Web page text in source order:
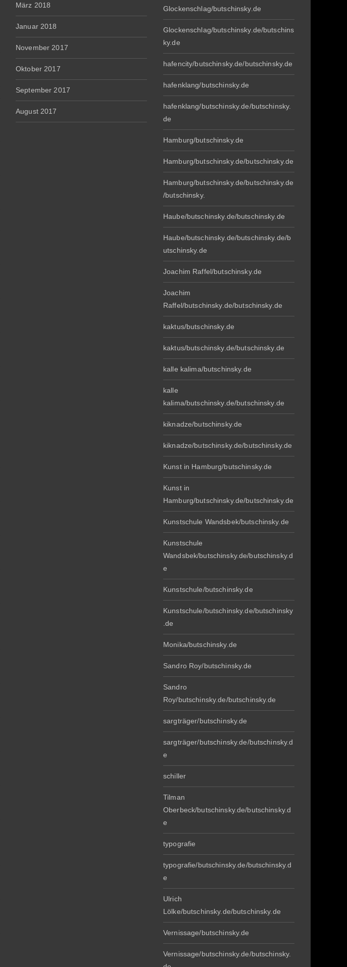
März 2018
Januar 2018
November 2017
Oktober 2017
September 2017
August 2017
Glockenschlag/butschinsky.de
Glockenschlag/butschinsky.de/butschins
ky.de
hafencity/butschinsky.de/butschinsky.de
hafenklang/butschinsky.de
hafenklang/butschinsky.de/butschinsky.
de
Hamburg/butschinsky.de
Hamburg/butschinsky.de/butschinsky.de
Hamburg/butschinsky.de/butschinsky.de
/butschinsky.
Haube/butschinsky.de/butschinsky.de
Haube/butschinsky.de/butschinsky.de/b
utschinsky.de
Joachim Raffel/butschinsky.de
Joachim
Raffel/butschinsky.de/butschinsky.de
kaktus/butschinsky.de
kaktus/butschinsky.de/butschinsky.de
kalle kalima/butschinsky.de
kalle
kalima/butschinsky.de/butschinsky.de
kiknadze/butschinsky.de
kiknadze/butschinsky.de/butschinsky.de
Kunst in Hamburg/butschinsky.de
Kunst in
Hamburg/butschinsky.de/butschinsky.de
Kunstschule Wandsbek/butschinsky.de
Kunstschule
Wandsbek/butschinsky.de/butschinsky.d
e
Kunstschule/butschinsky.de
Kunstschule/butschinsky.de/butschinsky
.de
Monika/butschinsky.de
Sandro Roy/butschinsky.de
Sandro
Roy/butschinsky.de/butschinsky.de
sargträger/butschinsky.de
sargträger/butschinsky.de/butschinsky.d
e
schiller
Tilman
Oberbeck/butschinsky.de/butschinsky.d
e
typografie
typografie/butschinsky.de/butschinsky.d
e
Ulrich
Lölke/butschinsky.de/butschinsky.de
Vernissage/butschinsky.de
Vernissage/butschinsky.de/butschinsky.